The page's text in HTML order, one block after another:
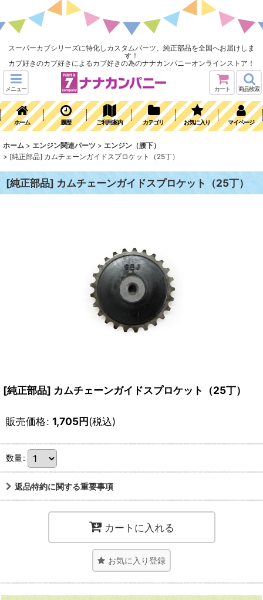
スーパーカブシリーズに特化しカスタムパーツ、純正部品を全国へお届けしま
す！
カブ好きのカブ好きによるカブ好きの為のナナカンパニーオンラインストア！
メニュー カート 商品検索
ホーム 履歴 ご利用案内 カテゴリ お気に入り マイページ
ホーム > エンジン関連パーツ > エンジン（腰下）
> [純正部品] カムチェーンガイドスプロケット（25丁）
[純正部品] カムチェーンガイドスプロケット（25丁）
[純正部品] カムチェーンガイドスプロケット（25丁）
販売価格: 1,705円(税込)
数量:
返品特約に関する重要事項
カートに入れる
お気に入り登録